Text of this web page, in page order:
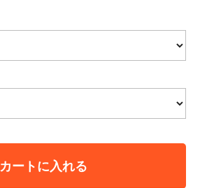
カートに入れる